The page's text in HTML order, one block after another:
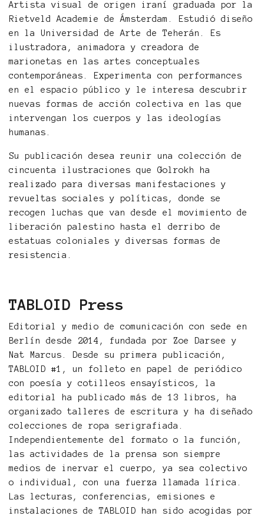
Artista visual de origen iraní graduada por la
Rietveld Academie de Ámsterdam. Estudió diseño
en la Universidad de Arte de Teherán. Es
ilustradora, animadora y creadora de
marionetas en las artes conceptuales
contemporáneas. Experimenta con performances
en el espacio público y le interesa descubrir
nuevas formas de acción colectiva en las que
intervengan los cuerpos y las ideologías
humanas.
Su publicación desea reunir una colección de
cincuenta ilustraciones que Golrokh ha
realizado para diversas manifestaciones y
revueltas sociales y políticas, donde se
recogen luchas que van desde el movimiento de
liberación palestino hasta el derribo de
estatuas coloniales y diversas formas de
resistencia.
TABLOID Press
Editorial y medio de comunicación con sede en
Berlín desde 2014, fundada por Zoe Darsee y
Nat Marcus. Desde su primera publicación,
TABLOID #1, un folleto en papel de periódico
con poesía y cotilleos ensayísticos, la
editorial ha publicado más de 13 libros, ha
organizado talleres de escritura y ha diseñado
colecciones de ropa serigrafiada.
Independientemente del formato o la función,
las actividades de la prensa son siempre
medios de inervar el cuerpo, ya sea colectivo
o individual, con una fuerza llamada lírica.
Las lecturas, conferencias, emisiones e
instalaciones de TABLOID han sido acogidas por